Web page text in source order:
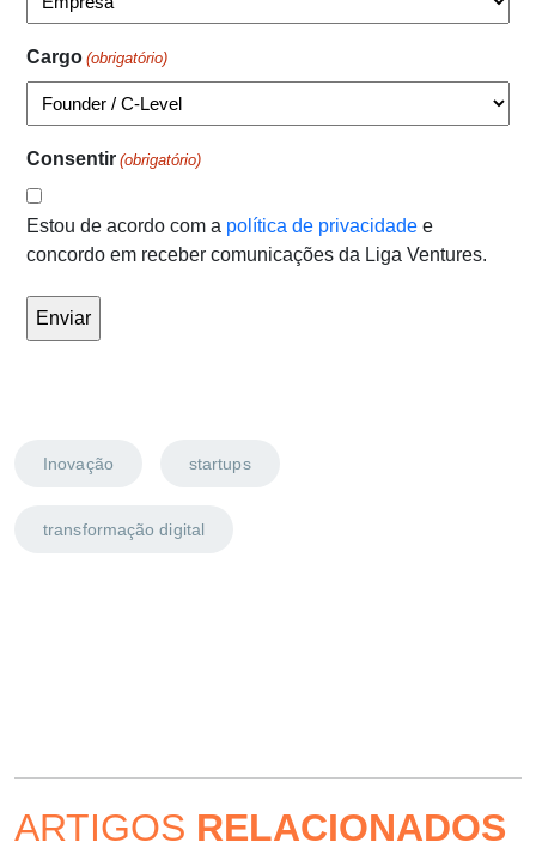
Cargo (obrigatório)
Consentir (obrigatório)
Estou de acordo com a política de privacidade e
concordo em receber comunicações da Liga Ventures.
Inovação startups
transformação digital
ARTIGOS RELACIONADOS